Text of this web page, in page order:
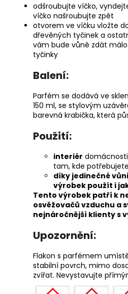
odšroubujte víčko,
víčko našroubujte zpět
otvorem ve víčku vložte
dřevěných tyčinek a
vám bude vůně zdát
tyčinky
Balení:
Parfém se dodává ve
150 ml, se stylovým
barevná krabička, která
Použití:
interiér
tam, kde
díky jedinečné
výrobek použít i
Tento výrobek patří k
osvěžovačů vzduchu a
nejnáročnější klienty s
Upozornění:
Flakon s parfémem
stabilní povrch, mimo
zvířat. Nevystavujte